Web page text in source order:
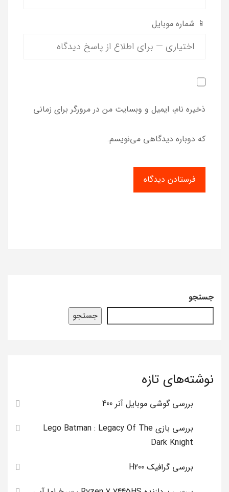
📱 شماره موبایل
ذخیره نام، ایمیل و وبسایت من در مرورگر برای زمانی
که دوباره دیدگاهی می‌نویسم.
جستجو
جستجو
نوشته‌های تازه
بررسی گوشی موبایل آنر 400
بررسی بازی Lego Batman : Legacy Of The
Dark Knight
بررسی گرافیک H200